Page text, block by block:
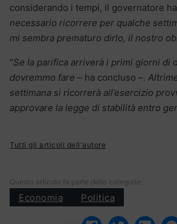
considerando i tempi, il governatore
necessario ricorrere per qualche
mi sembra prematuro dirlo, il nostro
“Se la parifica arriverà i primi giorni di
dovremmo fare – ha concluso –.
settimana si ricorrerà all’esercizio
approvare la legge di stabilità entro
Tutti gli articoli dell'autore
Questo articolo fa parte delle categorie:
Economia Politica